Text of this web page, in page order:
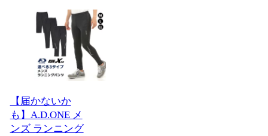
【届かないか
も】A.D.ONE メ
ンズ ランニング